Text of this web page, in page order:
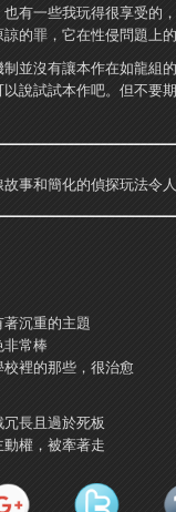
有一些我玩得很享受的
的罪，它在性侵問題上
並沒有讓本作在如龍組
說試試本作吧。但不要
故事和簡化的偵探玩法令
沉重的主題
非常棒
裡的那些，很治愈
長且過於死板
權，被牽著走